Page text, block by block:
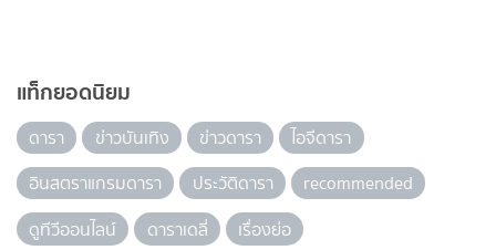
แท็กยอดนิยม
ดารา ข่าวบันเทิง ข่าวดารา
ไอจีดารา
อินสตราแกรมดารา
ประวัติดารา
recommended
ดูทีวีออนไลน์
ดาราเดลี่ เรื่องย่อ